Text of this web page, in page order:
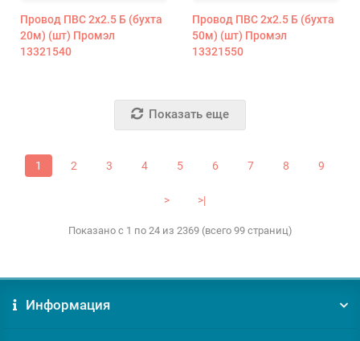
Провод ПВС 2х2.5 Б (бухта
20м) (шт) Промэл
13321540
Провод ПВС 2х2.5 Б (бухта
50м) (шт) Промэл
13321550
Показать еще
1 2 3 4 5 6 7 8 9
> >|
Показано с 1 по 24 из 2369 (всего 99 страниц)
Информация